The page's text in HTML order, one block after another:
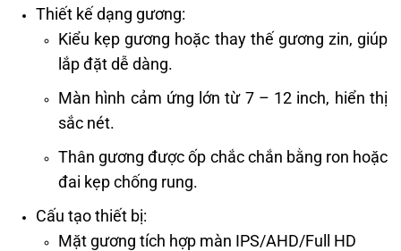
Thiết kế dạng gương:
Kiểu kẹp gương hoặc thay thế gương zin, giúp
lắp đặt dễ dàng.
Màn hình cảm ứng lớn từ 7 – 12 inch, hiển thị
sắc nét.
Thân gương được ốp chắc chắn bằng ron hoặc
đai kẹp chống rung.
Cấu tạo thiết bị:
Mặt gương tích hợp màn IPS/AHD/Full HD